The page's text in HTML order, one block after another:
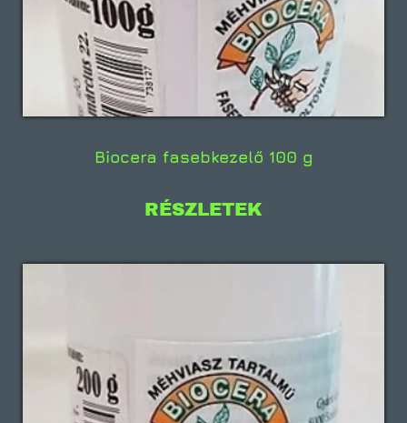
Biocera fasebkezelő 100 g
RÉSZLETEK